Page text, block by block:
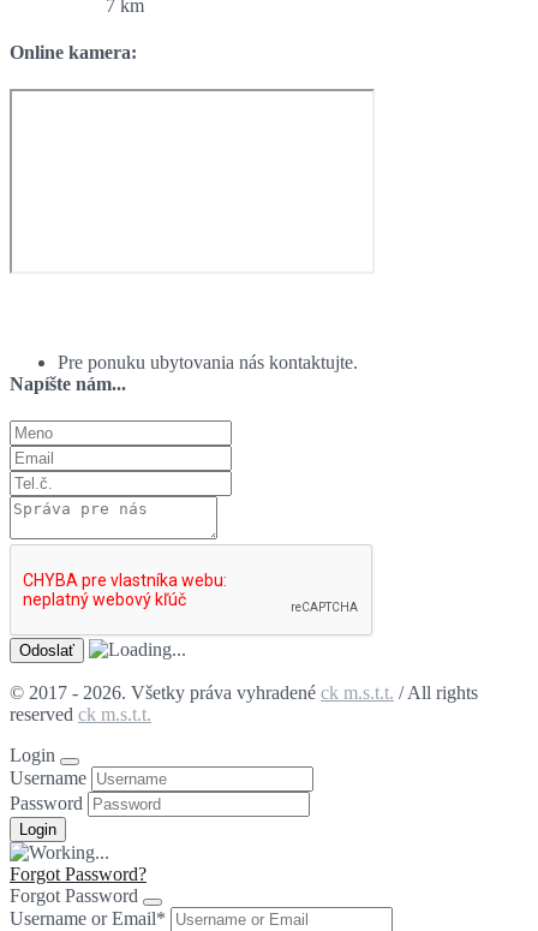
7 km
Online kamera:
Pre ponuku ubytovania nás kontaktujte.
Napíšte nám...
© 2017 - 2026. Všetky práva vyhradené ck m.s.t.t. / All rights
reserved ck m.s.t.t.
Login
Username
Password
Forgot Password?
Forgot Password
Username or Email*